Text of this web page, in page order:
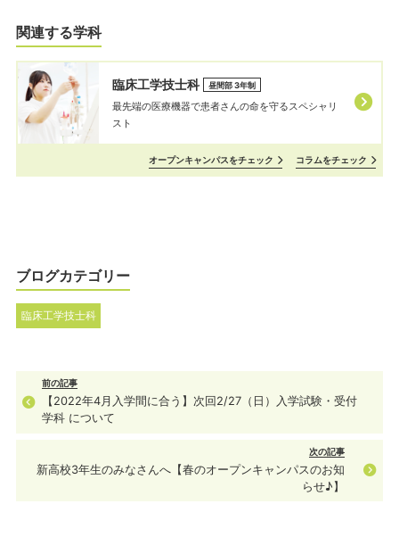
関連する学科
臨床工学技士科 昼間部 3年制
最先端の医療機器で患者さんの命を守るスペシャリ
スト
オープンキャンパスをチェック コラムをチェック
ブログカテゴリー
臨床工学技士科
前の記事
【2022年4月入学間に合う】次回2/27（日）入学試験・受付
学科 について
次の記事
新高校3年生のみなさんへ【春のオープンキャンパスのお知
らせ♪】